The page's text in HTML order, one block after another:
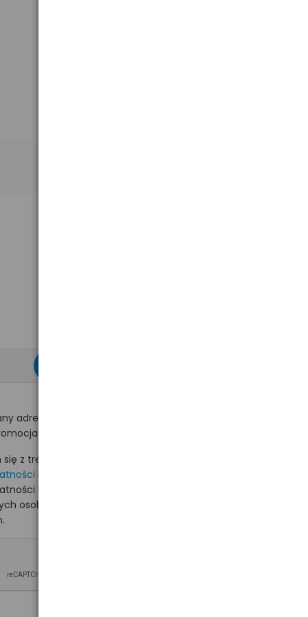
adres e-mail
na hurt.com.pl.
z treścią i akceptuję
i wyrażam zgodę
osobowych na